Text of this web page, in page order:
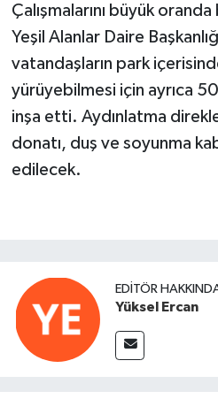
Çalışmalarını büyük
Yeşil Alanlar Daire
vatandaşların park
yürüyebilmesi için ayrıca
inşa etti. Aydınlatma
donatı, duş ve soyunma
edilecek.
EDITÖR
Yüksel Ercan